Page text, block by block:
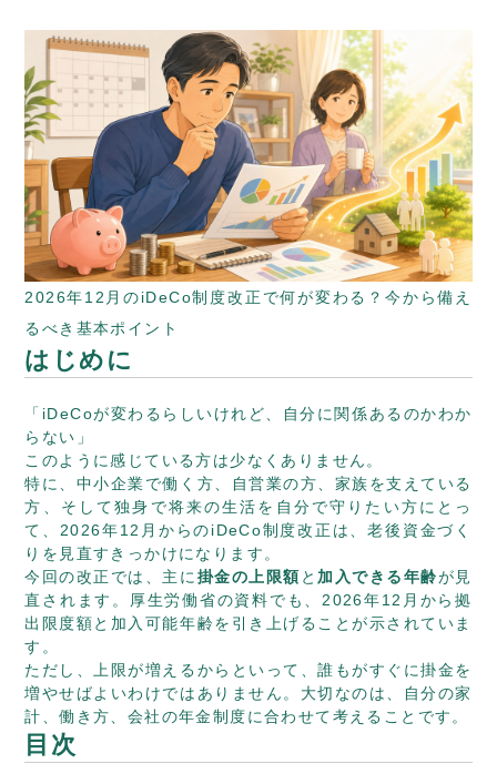
2026年12月のiDeCo制度改正で何が変わる？今から備え
るべき基本ポイント
はじめに
「iDeCoが変わるらしいけれど、自分に関係あるのかわか
らない」
このように感じている方は少なくありません。
特に、中小企業で働く方、自営業の方、家族を支えている
方、そして独身で将来の生活を自分で守りたい方にとっ
て、2026年12月からのiDeCo制度改正は、老後資金づく
りを見直すきっかけになります。
今回の改正では、主に 掛金の上限額と 加入できる年齢が見
直されます。厚生労働省の資料でも、2026年12月から拠
出限度額と加入可能年齢を引き上げることが示されていま
す。
ただし、上限が増えるからといって、誰もがすぐに掛金を
増やせばよいわけではありません。大切なのは、自分の家
計、働き方、会社の年金制度に合わせて考えることです。
目次